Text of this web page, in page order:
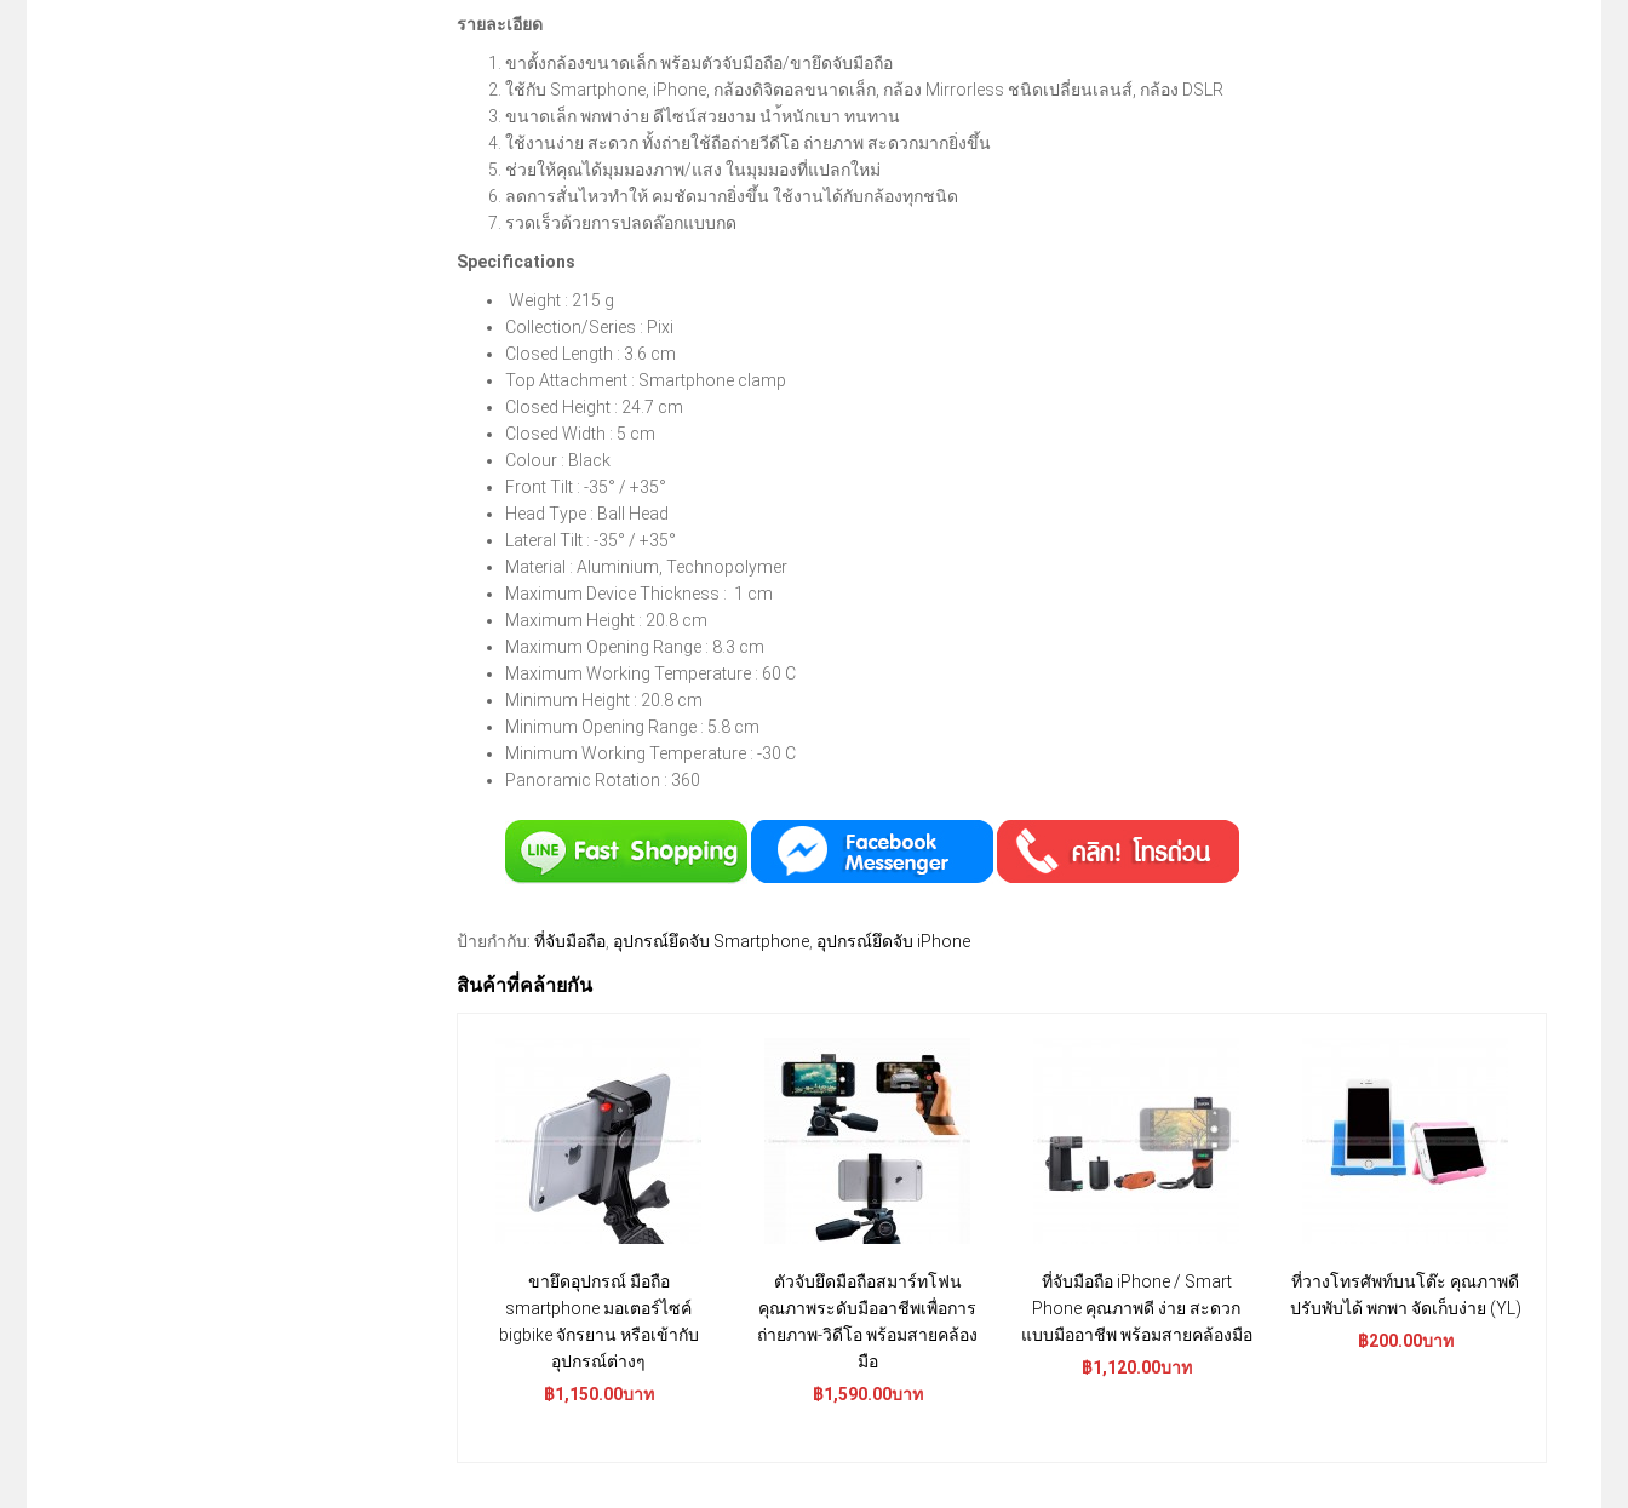
รายละเอียด
ขาตั้งกล้องขนาดเล็ก พร้อมตัวจับมือถือ/ขายึดจับมือถือ
ใช้กับ Smartphone, iPhone, กล้องดิจิตอลขนาดเล็ก, กล้อง Mirrorless ชนิดเปลี่ยนเลนส์, กล้อง DSLR
ขนาดเล็ก พกพาง่าย ดีไซน์สวยงาม นำ้หนักเบา ทนทาน
ใช้งานง่าย สะดวก ทั้งถ่ายใช้ถือถ่ายวีดีโอ ถ่ายภาพ สะดวกมากยิ่งขึ้น
ช่วยให้คุณได้มุมมองภาพ/แสง ในมุมมองที่แปลกใหม่
ลดการสั่นไหวทำให้ คมชัดมากยิ่งขึ้น ใช้งานได้กับกล้องทุกชนิด
รวดเร็วด้วยการปลดล๊อกแบบกด
Specifications
Weight : 215 g
Collection/Series : Pixi
Closed Length : 3.6 cm
Top Attachment : Smartphone clamp
Closed Height : 24.7 cm
Closed Width : 5 cm
Colour : Black
Front Tilt : -35° / +35°
Head Type : Ball Head
Lateral Tilt : -35° / +35°
Material : Aluminium, Technopolymer
Maximum Device Thickness : 1 cm
Maximum Height : 20.8 cm
Maximum Opening Range : 8.3 cm
Maximum Working Temperature : 60 C
Minimum Height : 20.8 cm
Minimum Opening Range : 5.8 cm
Minimum Working Temperature : -30 C
Panoramic Rotation : 360
ป้ายกำกับ: ที่จับมือถือ อุปกรณ์ยึดจับ Smartphone อุปกรณ์ยึดจับ iPhone
สินค้าที่คล้ายกัน
ขายึดอุปกรณ์ มือถือ
smartphone มอเตอร์ไซค์
bigbike จักรยาน หรือเข้ากับ
อุปกรณ์ต่างๆ
฿1,150.00บาท
ตัวจับยึดมือถือสมาร์ทโฟน
คุณภาพระดับมืออาชีพเพื่อการ
ถ่ายภาพ-วิดีโอ พร้อมสายคล้อง
มือ
฿1,590.00บาท
ที่จับมือถือ iPhone / Smart
Phone คุณภาพดี ง่าย สะดวก
แบบมืออาชีพ พร้อมสายคล้องมือ
฿1,120.00บาท
ที่วางโทรศัพท์บนโต๊ะ คุณภาพดี
ปรับพับได้ พกพา จัดเก็บง่าย (YL)
฿200.00บาท